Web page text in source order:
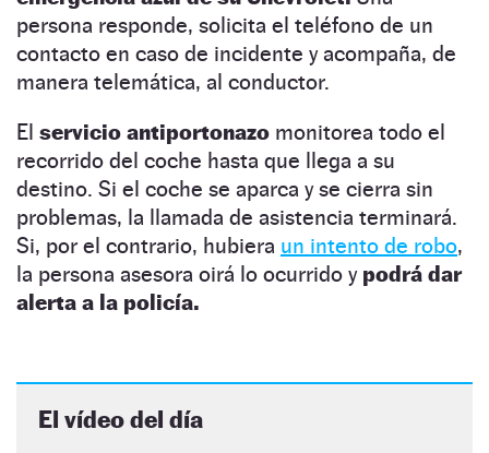
persona responde, solicita el teléfono de un
contacto en caso de incidente y acompaña, de
manera telemática, al conductor.
El servicio antiportonazo monitorea todo el
recorrido del coche hasta que llega a su
destino. Si el coche se aparca y se cierra sin
problemas, la llamada de asistencia terminará.
Si, por el contrario, hubiera un intento de robo,
la persona asesora oirá lo ocurrido y podrá dar
alerta a la policía.
El vídeo del día